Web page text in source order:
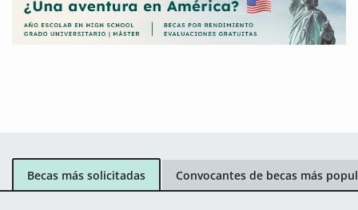
Becas más solicitadas Convocantes de becas más